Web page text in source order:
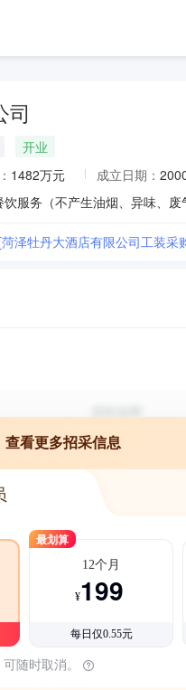
司
开业
1482万元 成立日期：
[菏泽牡丹大酒店有限公司工装采
看更多招采信息
最划算
12个月
¥199
每日仅0.55元
随时取消。